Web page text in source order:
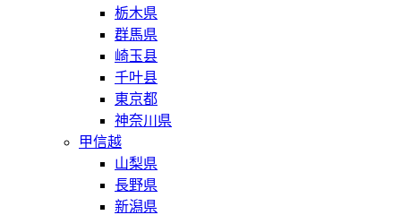
栃木県
群馬県
崎玉县
千叶县
東京都
神奈川県
甲信越
山梨県
長野県
新潟県